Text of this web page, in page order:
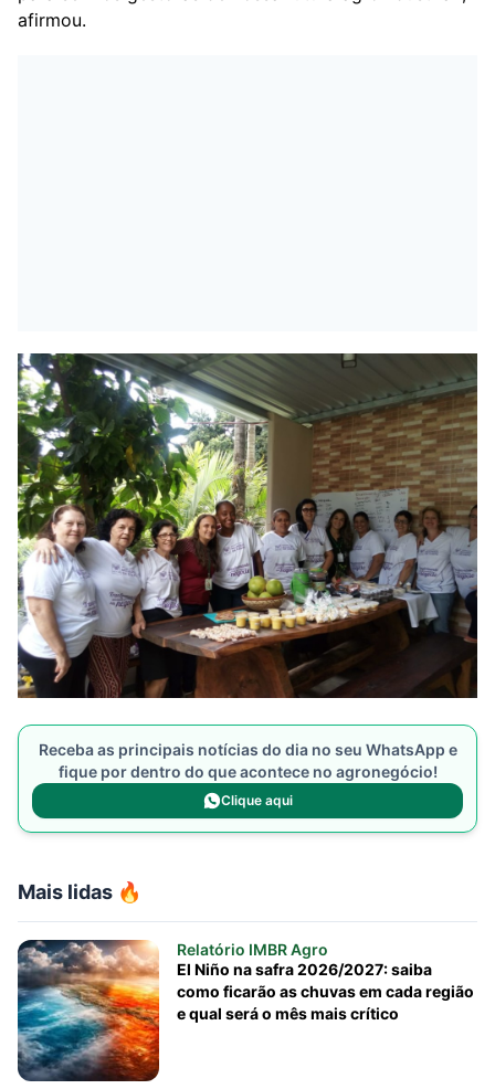
Mais lidas 🔥
Relatório IMBR Agro
El Niño na safra 2026/2027: saiba
como ficarão as chuvas em cada região
e qual será o mês mais crítico
afirmou.
Receba as principais notícias do dia no seu WhatsApp e
fique por dentro do que acontece no agronegócio!
Clique aqui